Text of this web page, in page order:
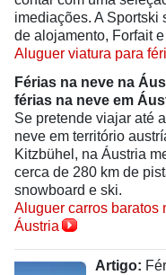
imediações. A Sportski
de alojamento, Forfait
Aluguer viatura para
Férias na neve na
férias na neve em
Se pretende viajar até
neve em território
Kitzbühel, na Áustria
cerca de 280 km de
snowboard e ski.
Aluguer carros baratos
Áustria
Artigo: